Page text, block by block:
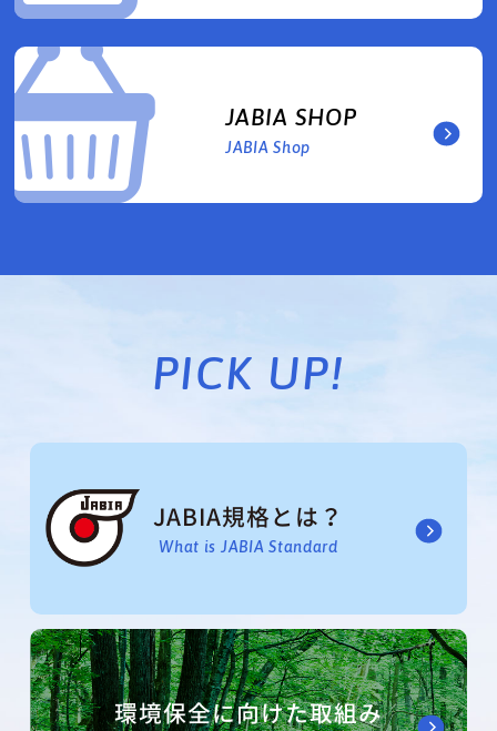
JABIA SHOP
JABIA Shop
PICK UP!
JABIA規格とは？
What is JABIA Standard
環境保全に向けた取組み